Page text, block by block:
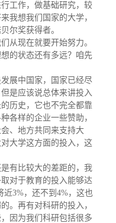
工作，做基础研究，较
我想我们国家的大学，
尔奖获得者。
从现在就要开始努力。
的状态还有多远？咱先
展中国家，国家已经尽
是应该说总体来讲投入
历史，它也不完全都靠
各样的企业一些赞助，
、地方共同来支持大
大学这方面的投入，这
有比较大的差距的，我
对于教育的投入能够达
近3%，还不到 4%，这也
。再有对科研的投入，
因为我们科研包括很多